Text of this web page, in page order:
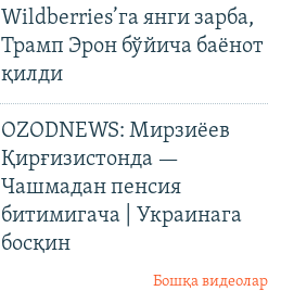
Wildberries’га янги зарба,
Трамп Эрон бўйича баёнот
қилди
OZODNEWS: Мирзиёев
Қирғизистонда —
Чашмадан пенсия
битимигача | Украинага
босқин
Бошқа видеолар